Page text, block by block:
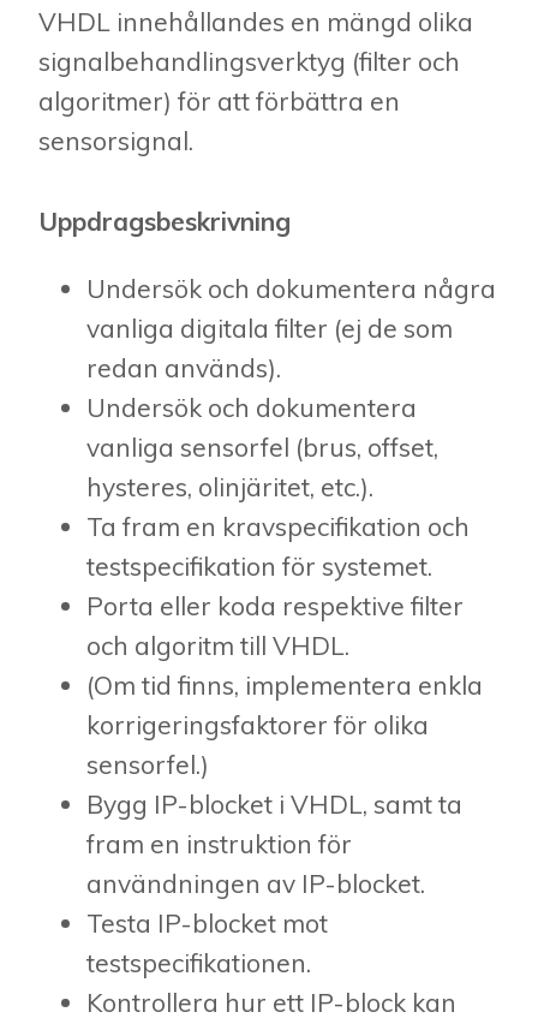
VHDL innehållandes en mängd olika
signalbehandlingsverktyg (filter och
algoritmer) för att förbättra en
sensorsignal.
Uppdragsbeskrivning
Undersök och dokumentera några
vanliga digitala filter (ej de som
redan används).
Undersök och dokumentera
vanliga sensorfel (brus, offset,
hysteres, olinjäritet, etc.).
Ta fram en kravspecifikation och
testspecifikation för systemet.
Porta eller koda respektive filter
och algoritm till VHDL.
(Om tid finns, implementera enkla
korrigeringsfaktorer för olika
sensorfel.)
Bygg IP-blocket i VHDL, samt ta
fram en instruktion för
användningen av IP-blocket.
Testa IP-blocket mot
testspecifikationen.
Kontrollera hur ett IP-block kan